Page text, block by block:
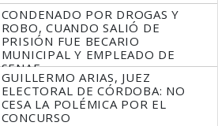
CONDENADO POR DROGAS Y
ROBO, CUANDO SALIÓ DE
PRISIÓN FUE BECARIO
MUNICIPAL Y EMPLEADO DE
SENAF
GUILLERMO ARIAS, JUEZ
ELECTORAL DE CÓRDOBA: NO
CESA LA POLÉMICA POR EL
CONCURSO